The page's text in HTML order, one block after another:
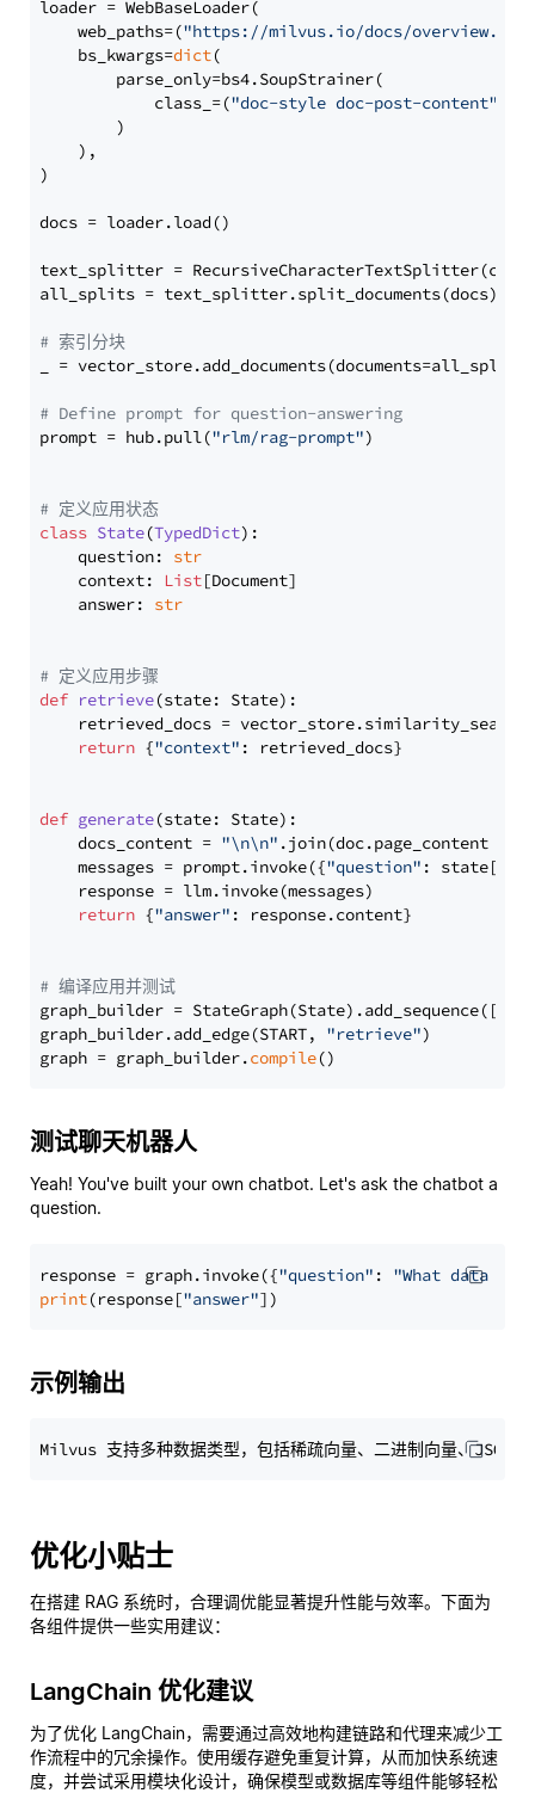
loader = WebBaseLoader(
    web_paths=(
"https://milvus.io/docs/overview.md"
    bs_kwargs=
dict(
        parse_only=bs4.SoupStrainer(
            class_=(
"doc-style doc-post-content"
        )
    ),
)
docs = loader.load()
text_splitter =
all_splits = text_splitter.split_documents(docs)
# 索引分块
_ = vector_store.add_documents(documents=all_splits)
# Define prompt for question-answering
prompt = hub.pull("rlm/rag-prompt")
# 定义应用状态
class State(TypedDict):
    question:
str
    context:
List[Document]
    answer:
str
# 定义应用步骤
def retrieve(state: State):
retrieved_docs =
return {"context" : retrieved_docs}
def generate(state: State):
    docs_content =
"\n\n" .join(doc.page_content
    messages = prompt.invoke({
"question" : state[
    response = llm.invoke(messages)
return {"answer" : response.content}
# 编译应用并测试
graph_builder =
graph_builder.add_edge(START, "retrieve")
graph = graph_builder.compile
测试聊天机器人
Yeah! You've built your own chatbot. Let's ask the chatbot a
question.
response = graph.invoke({"question" : "What data
print(response["answer"
示例输出
优化小贴士
在搭建 RAG 系统时，合理调优能显著提升性能与效率。下面为
各组件提供一些实用建议：
LangChain 优化建议
为了优化 LangChain，需要通过高效地构建链路和代理来减少工
作流程中的冗余操作。使用缓存避免重复计算，从而加快系统速
度，并尝试采用模块化设计，确保模型或数据库等组件能够轻松